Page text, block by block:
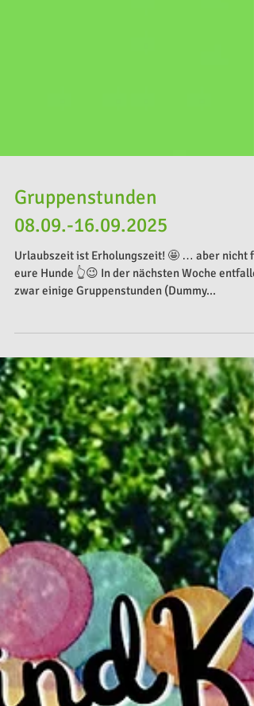
Gruppenstunden
08.09.-16.09.2025
Urlaubszeit ist Erholungszeit! 🤩 … aber nicht
zwar einige Gruppenstunden (Dummy...